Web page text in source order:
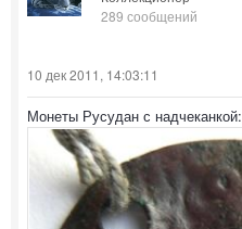
289 сообщений
10 дек 2011, 14:03:11
Монеты Русудан с надчеканкой: